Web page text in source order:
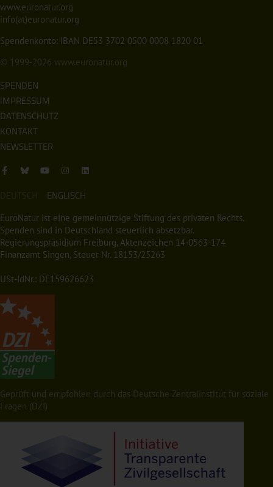
www.euronatur.org
info(at)euronatur.org
Spendenkonto: IBAN DE53 3702 0500 0008 1820 01
© 1999-2026 www.euronatur.org
SPENDEN
IMPRESSUM
DATENSCHUTZ
KONTAKT
NEWSLETTER
DEUTSCH ENGLISCH
EuroNatur ist eine gemeinnützige Stiftung des privaten Rechts.
Spenden sind in Deutschland steuerlich absetzbar.
Regierungspräsidium Freiburg, Aktenzeichen 14-0563-174
Finanzamt Singen, Steuer Nr. 18153/25263
USt-IdNr.: DE159626623
Geprüft und empfohlen durch das Deutsche Zentralinstitut für soziale
Fragen (DZI)